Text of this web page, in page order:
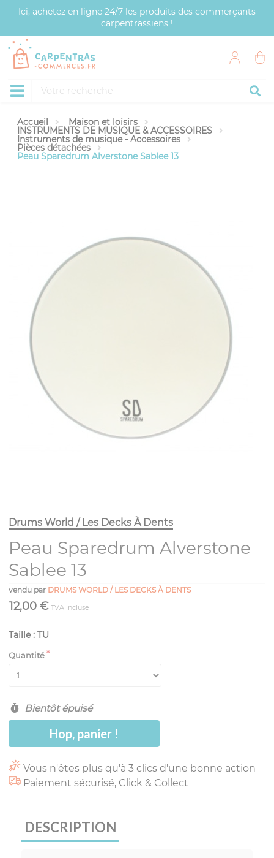
Ici, achetez en ligne 24/7 les produits des commerçants
carpentrassiens !
Accueil Maison et loisirs
INSTRUMENTS DE MUSIQUE & ACCESSOIRES
Instruments de musique - Accessoires
Pièces détachées
Peau Sparedrum Alverstone Sablee 13
Drums World / Les Decks À Dents
Peau Sparedrum Alverstone
Sablee 13
vendu par DRUMS WORLD / LES DECKS À DENTS
12,00 € TVA incluse
Taille : TU
Quantité
Bientôt épuisé
Hop, panier !
Vous n'êtes plus qu'à 3 clics d'une bonne action
Paiement sécurisé, Click & Collect
DESCRIPTION
Panneau de gestion des cookies